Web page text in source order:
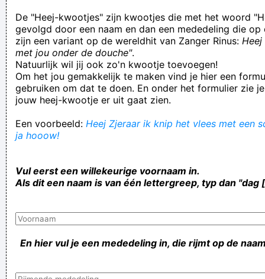
De "Heej-kwootjes" zijn kwootjes die met het woord
gevolgd door een naam en dan een mededeling die op
zijn een variant op de wereldhit van Zanger Rinus:
met jou onder de douche".
Natuurlijk wil jij ook zo'n kwootje toevoegen!
Om het jou gemakkelijk te maken vind je hier een
gebruiken om dat te doen. En onder het formulier zie
jouw heej-kwootje er uit gaat zien.
Een voorbeeld: Heej Zjeraar ik knip het vlees met een
ja hooow!
Vul eerst een willekeurige voornaam in.
Als dit een naam is van één lettergreep, typ dan "dag
En hier vul je een mededeling in, die rijmt op de